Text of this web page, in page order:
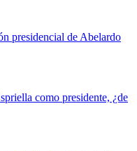
presidencial de Abelardo
como presidente, ¿de